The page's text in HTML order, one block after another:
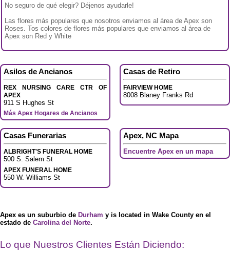
No seguro de qué elegir? Déjenos ayudarle!
Las flores más populares que nosotros enviamos al área de Apex son
Roses. Tos colores de flores más populares que enviamos al área de
Apex son Red y White
Asilos de Ancianos
REX NURSING CARE CTR OF
APEX
911 S Hughes St
Más Apex Hogares de Ancianos
Casas de Retiro
FAIRVIEW HOME
8008 Blaney Franks Rd
Casas Funerarias
ALBRIGHT'S FUNERAL HOME
500 S. Salem St
APEX FUNERAL HOME
550 W. Williams St
Apex, NC Mapa
Encuentre Apex en un mapa
Apex es un suburbio de Durham y is located in Wake County en el
estado de Carolina del Norte.
Lo que Nuestros Clientes Están Diciendo: